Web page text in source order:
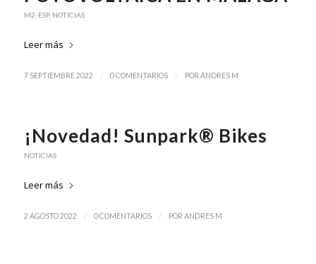
M2-ESP, NOTICIAS
Leer más
7 SEPTIEMBRE 2022 / 0 COMENTARIOS / POR ANDRES M
¡Novedad! Sunpark® Bikes
NOTICIAS
Leer más
2 AGOSTO 2022 / 0 COMENTARIOS / POR ANDRES M